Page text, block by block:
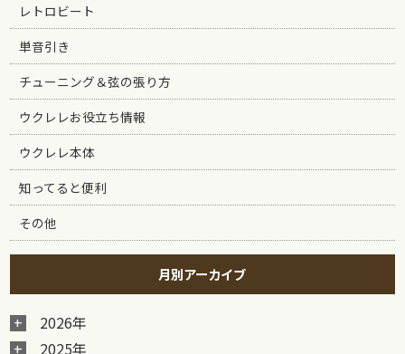
レトロビート
単音引き
チューニング＆弦の張り方
ウクレレお役立ち情報
ウクレレ本体
知ってると便利
その他
月別アーカイブ
2026年
2025年